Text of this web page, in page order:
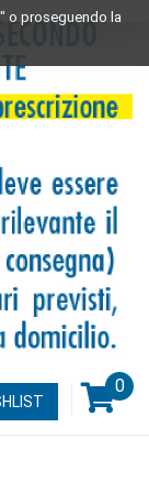
o proseguendo la
0